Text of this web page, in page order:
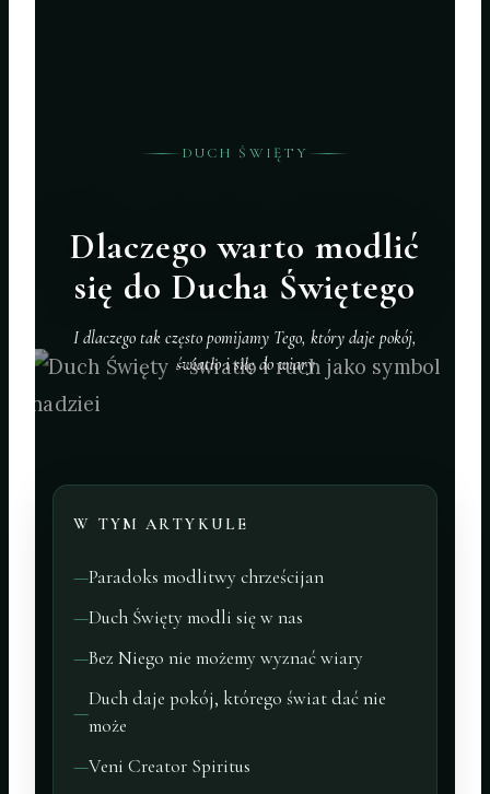
DUCH ŚWIĘTY
Dlaczego warto modlić
się do Ducha Świętego
I dlaczego tak często pomijamy Tego, który daje pokój,
światło i siłę do wiary
W TYM ARTYKULE
Paradoks modlitwy chrześcijan
Duch Święty modli się w nas
Bez Niego nie możemy wyznać wiary
Duch daje pokój, którego świat dać nie
może
Veni Creator Spiritus